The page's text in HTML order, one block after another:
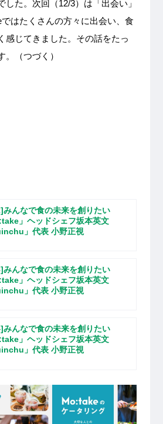
した。次回（12/3）は「出会い」
はたくさんの方々に出会い、食
感じてきました。その話をたっ
。（つづく）
みんなで食の未来を創りたい
」ヘッドシェフ坂本英文
」代表 小野正視
みんなで食の未来を創りたい
」ヘッドシェフ坂本英文
」代表 小野正視
みんなで食の未来を創りたい
」ヘッドシェフ坂本英文
」代表 小野正視